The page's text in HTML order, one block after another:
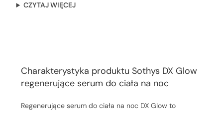
CZYTAJ WIĘCEJ
Charakterystyka produktu Sothys DX Glow
regenerujące serum do ciała na noc
Regenerujące serum do ciała na noc DX Glow to